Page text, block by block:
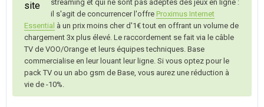
streaming et qui ne sont pas adeptes des jeux en ligne :
il s'agit de concurrencer l'offre Proximus Internet
Essential à un prix moins cher d'1€ tout en offrant un volume de
chargement 3x plus élevé. Le raccordement se fait via le câble
TV de VOO/Orange et leurs équipes techniques. Base
commercialise en leur louant leur ligne. Si vous optez pour le
pack TV ou un abo gsm de Base, vous aurez une réduction à
vie de -10%.